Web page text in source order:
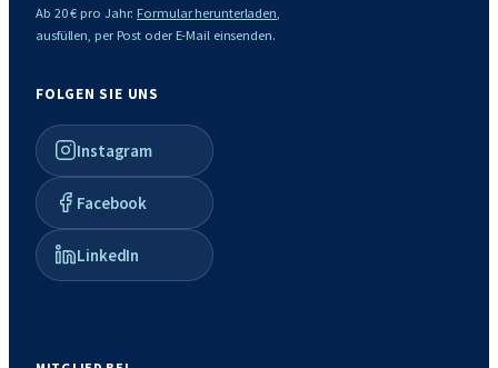
Ab 20 € pro Jahr: Formular herunterladen
ausfüllen, per Post oder E-Mail einsenden.
FOLGEN SIE UNS
Instagram
Facebook
LinkedIn